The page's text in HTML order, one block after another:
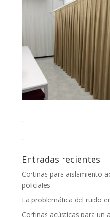
Entradas recientes
Cortinas para aislamiento
policiales
La problemática del ruido
Cortinas acústicas para un